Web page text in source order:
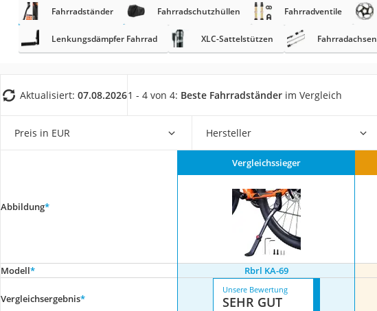
Nachtsichtgerät
Handgepäck-Koffer
Wanderschuhe Herren
Service
Fahrradständer Fahrradschutzhüllen Fahrradventile
Lenkungsdämpfer Fahrrad XLC-Sattelstützen Fahrradachsen
Aktualisiert: 07.08.20261 - 4 von 4: Beste Fahrradständer im Vergleich
Preis in EUR Hersteller
Abbildung*
Vergleichssieger
Modell* Rbrl KA-69
Vergleichsergebnis*
Unsere Bewertung
SEHR GUT